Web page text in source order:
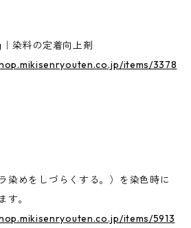
染料の定着向上剤
items/3378
めをしづらくする。）を染色時に
す。
items/5913